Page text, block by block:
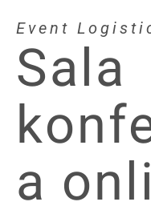
Event
Sala
a